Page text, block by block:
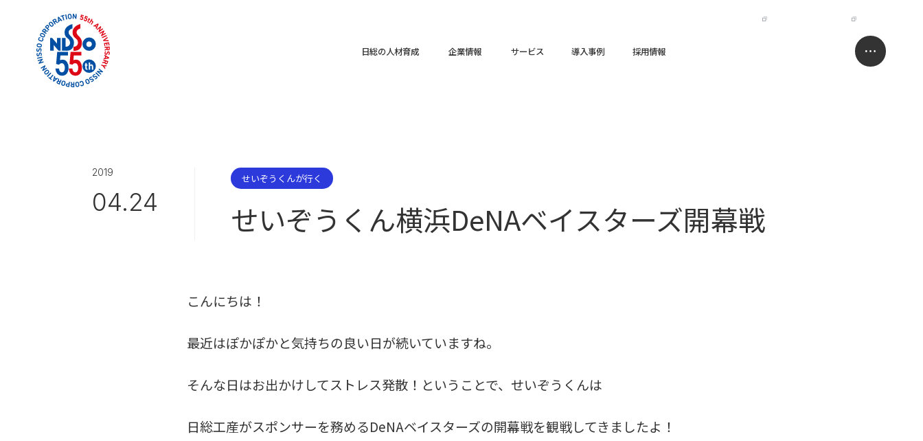
日総の人材育成 企業情報 サービス 導入事例 採用情報
2019
04.24
せいぞうくんが行く
せいぞうくん横浜DeNAベイスターズ開幕戦
こんにちは！
最近はぽかぽかと気持ちの良い日が続いていますね。
そんな日はお出かけしてストレス発散！ということで、せいぞうくんは
日総工産がスポンサーを務めるDeNAベイスターズの開幕戦を観戦してきましたよ！